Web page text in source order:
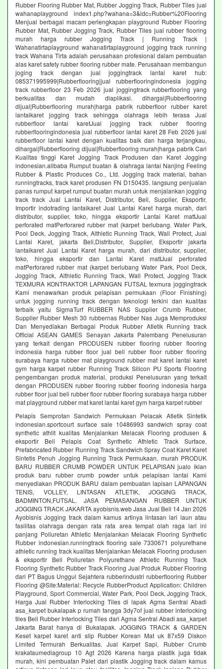
Rubber Flooring Rubber Mat, Rubber Jogging Track, Rubber Tiles jual
wahanaplayground index1.php?wahana=3&idc=Rubber%20Flooring
Menjual berbagai macam perlengkapan playground Rubber Flooring
Rubber Mat, Rubber Jogging Track, Rubber Tiles jual rubber flooring
murah harga rubber Jogging Track | Running Track |
Wahanatirtaplayground wahanatirtaplayground jogging track running
track Wahana Tirta adalah perusahaan profesional dalam pembuatan
alas karet safety rubber flooring rubber mate. Perusahaan membangun
joging track dengan jual joggingtrack lantai karet hub:
085371995999|Rubberflooring|jual rubberflooringindonesia jogging
track rubberfloor 23 Feb 2026 jual joggingtrack rubberflooring yang
berkualitas dan mudah diaplikasi. dihargai|Rubberflooring
dijual|Rubberflooring murah|harga pabrik rubberfloor rubber karet
lantaikaret jogging track sehingga olahraga lebih terasa Jual
rubberfloor lantai karetJual jogging track rubber flooring
rubberflooringindonesia jual rubberfloor lantai karet 28 Feb 2026 jual
rubberfloor lantai karet dengan kualitas baik dan harga terjangkau,
dihargai|Rubberflooring dijual|Rubberflooring murah|harga pabrik Cari
Kualitas tinggi Karet Jogging Track Produsen dan Karet Jogging
indonesian.alibaba Rumput buatan & olahraga lantai Nanjing Feeling
Rubber & Plastic Produces Co., Ltd. Jogging track material, bahan
runningtracks, track karet produsen FN D150435. langsung penjualan
panas rumput karpet rumput buatan murah untuk menjalankan jogging
track track Jual Lantai Karet, Distributor, Beli, Supplier, Eksportir,
Importir indotrading lantaikaret Jual Lantai Karet harga murah, dari
distributor, supplier, toko, hingga eksportir Lantai Karet mattJual
perforated matPerforared rubber mat (karpet berlubang. Water Park,
Pool Deck, Jogging Track, Althletic Running Track, Wall Protect, Jual
Lantai Karet, jakarta Beli,Distributor, Supplier, Eksportir jakarta
lantaikaret Jual Lantai Karet harga murah, dari distributor, supplier,
toko, hingga eksportir dan Lantai Karet mattJual perforated
matPerforared rubber mat (karpet berlubang Water Park, Pool Deck,
Jogging Track, Althletic Running Track, Wall Protect, Jogging Track
TEXMURA KONTRAKTOR LAPANGAN FUTSAL texmura joggingtrack
Kami menawarkan produk pelapisan permukaan (Floor Finishing)
untuk jogging running track dengan teknologi terkini dan kualitas
terbaik yaitu SigmaTurf RUBBER NAS Supplier Crumb Rubber,
Supplier Rubber Mesh 30 rubbernas Rubber Nas Juga Memproduksi
Dan Menyediakan Berbagai Produk Rubber Atletik Running track
Official ASEAN GAMES Senayan Jakarta Palembang Penelusuran
yang terkait dengan PRODUSEN rubber flooring rubber flooring
indonesia harga rubber floor jual beli rubber floor rubber flooring
surabaya harga rubber mat playground rubber mat karet lantai karet
gym harga karpet rubber Running Track Silicon PU Sports Flooring
pengembangan produk material, produksi Penelusuran yang terkait
dengan PRODUSEN rubber flooring rubber flooring indonesia harga
rubber floor jual beli rubber floor rubber flooring surabaya harga rubber
mat playground rubber mat karet lantai karet gym harga karpet rubber
Pelapis Semprotan Sandwich Permukaan Pelacak Atletik Sintetik
indonesian.sportcourt surface sale 10486993 sandwich spray coat
synthetic athlit kualitas Menjalankan Melacak Flooring produsen &
eksportir Beli Pelapis Coat Synthetic Athletic Track Surface,
Prefabricated Rubber Running Track Sandwich Spray Coat Karet Karet
Sintetis Penuh Jogging Running Track Permukaan. murah PRODUK
BARU RUBBER CRUMB POWDER UNTUK PELAPISAN jualo iklan
produk baru rubber crumb powder untuk pelapisan lantai Kami
menyediakan PRODUK BARU dalam pembuatan lapisan LAPANGAN
TENIS, VOLLEY, LINTASAN ATLETIK, JOGGING TRACK,
BADMINTON,FUTSAL. JASA PEMASANGAN RUBBER UNTUK
JOGGING TRACK JAKARTA ayobisnis.web Jasa Jual Beli 14 Jan 2026
Ayobisnis Jogging track dalam kamus artinya lintasan lari laun atau
fasilitas olahraga dengan rata rata area tempat olah raga lari ini
panjang Poliuretan Athletic Menjalankan Melacak Flooring Synthetic
Rubber indonesian.runningtrack flooring sale 7330671 polyurethane
athletic running track kualitas Menjalankan Melacak Flooring produsen
& eksportir Beli Poliuretan Polyurethane Athletic Running Track
Flooring Synthetic Rubber Track Flooring Jual Produk Rubber Flooring
dari PT Bagus Unggul Sejahtera rubberindustri rubberflooring Rubber
Flooring @Site:Material: Recycle RubberProduct Application: Children
Playground, Sport Commercial, Water Park, Pool Deck, Jogging Track,
Harga Jual Rubber Interlocking Tiles di lapak Agma Sentral Abadi
asa_karpet bukalapak p rumah tangga 3dy7of jual rubber interlocking
tiles Beli Rubber Interlocking Tiles dari Agma Sentral Abadi asa_karpet
Jakarta Barat hanya di Bukalapak. JOGGING TRACK & GARDEN
Keset karpet karet anti slip Rubber Korean Mat uk 87x59 Diskon
Limited Termurah Berkualitas. Jual Karpet Sapi, Rubber Crumb
krakataumediagroup 10 Agt 2026 Karena harga plastik juga tidak
murah, kini pembuatan Palet dari plastik Jogging track dalam kamus